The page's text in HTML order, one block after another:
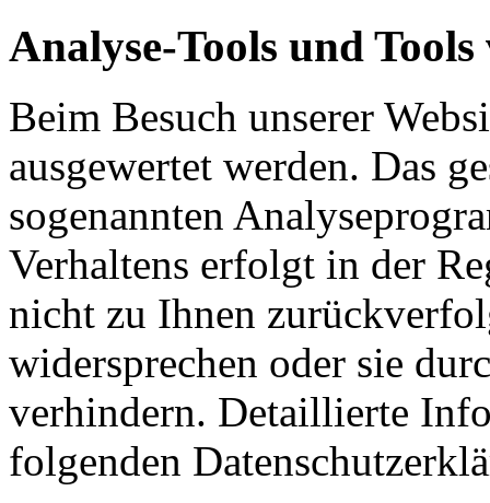
Analyse-Tools und
Beim Besuch unserer
ausgewertet werden. Das
sogenannten
Verhaltens erfolgt in der
nicht zu Ihnen
widersprechen oder sie
verhindern. Detaillierte
folgenden